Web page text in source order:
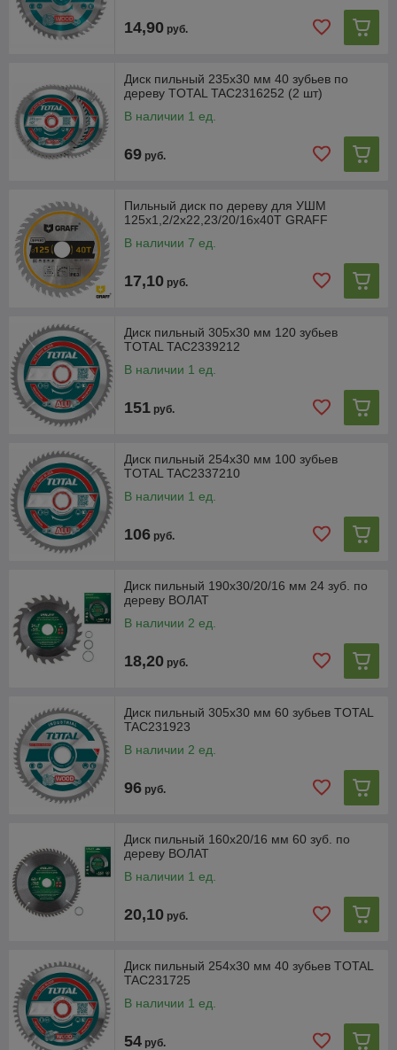
14,90 руб.
Диск пильный 235x30 мм 40 зубьев по
дереву TOTAL TAC2316252 (2 шт)
В наличии 1 ед.
69 руб.
Пильный диск по дереву для УШМ
125х1,2/2х22,23/20/16х40Т GRAFF
В наличии 7 ед.
17,10 руб.
Диск пильный 305x30 мм 120 зубьев
TOTAL TAC2339212
В наличии 1 ед.
151 руб.
Диск пильный 254x30 мм 100 зубьев
TOTAL TAC2337210
В наличии 1 ед.
106 руб.
Диск пильный 190х30/20/16 мм 24 зуб. по
дереву ВОЛАТ
В наличии 2 ед.
18,20 руб.
Диск пильный 305x30 мм 60 зубьев TOTAL
TAC231923
В наличии 2 ед.
96 руб.
Диск пильный 160х20/16 мм 60 зуб. по
дереву ВОЛАТ
В наличии 1 ед.
20,10 руб.
Диск пильный 254x30 мм 40 зубьев TOTAL
TAC231725
В наличии 1 ед.
54 руб.